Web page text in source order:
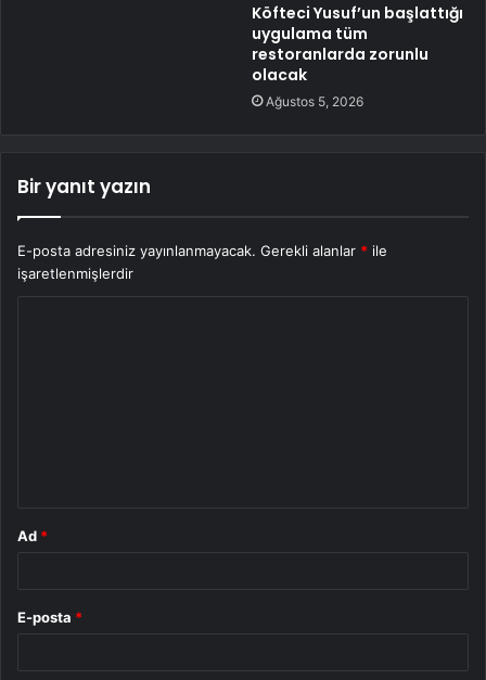
Köfteci Yusuf’un başlattığı
uygulama tüm
restoranlarda zorunlu
olacak
Ağustos 5, 2026
Bir yanıt yazın
E-posta adresiniz yayınlanmayacak. Gerekli alanlar * ile
işaretlenmişlerdir
Ad *
E-posta *